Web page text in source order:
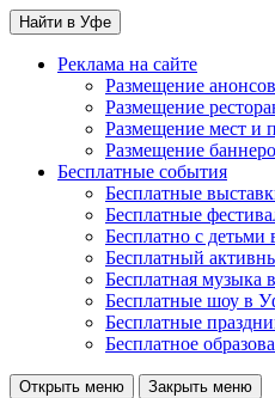
Найти в Уфе
Реклама на сайте
Размещение
Размещение
Размещение мест и
Размещение
Бесплатные события
Бесплатные
Бесплатные
Бесплатно с детьми
Бесплатный
Бесплатная музыка
Бесплатные шоу в
Бесплатные
Бесплатное
Открыть меню Закрыть меню